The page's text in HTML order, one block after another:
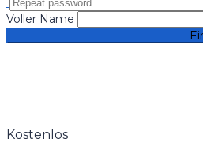
Voller Name
Kostenlos